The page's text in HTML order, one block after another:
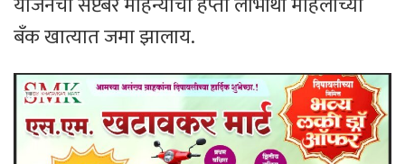
p
बँक खात्यात जमा झालाय.